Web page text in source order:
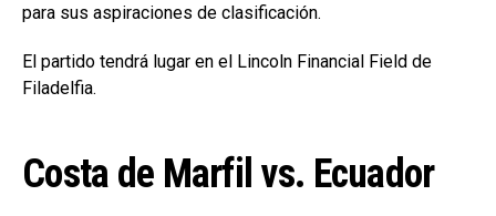
para sus aspiraciones de clasificación.
El partido tendrá lugar en el Lincoln Financial Field de
Filadelfia.
Costa de Marfil vs. Ecuador